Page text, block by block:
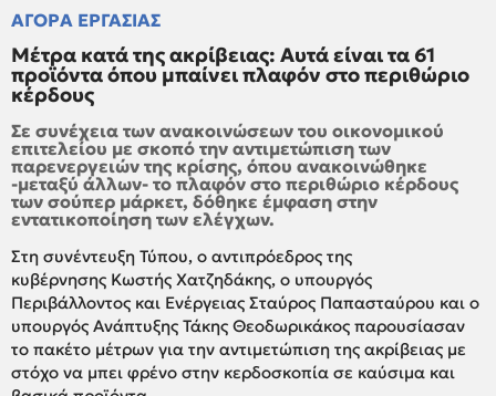
ΑΓΟΡΑ ΕΡΓΑΣΙΑΣ
Μέτρα κατά της ακρίβειας: Αυτά είναι τα 61
προϊόντα όπου μπαίνει πλαφόν στο περιθώριο
κέρδους
Σε συνέχεια των ανακοινώσεων του οικονομικού
επιτελείου με σκοπό την αντιμετώπιση των
παρενεργειών της κρίσης, όπου ανακοινώθηκε
-μεταξύ άλλων- το πλαφόν στο περιθώριο κέρδους
των σούπερ μάρκετ, δόθηκε έμφαση στην
εντατικοποίηση των ελέγχων.
Στη συνέντευξη Τύπου, ο αντιπρόεδρος της
κυβέρνησης Κωστής Χατζηδάκης, ο υπουργός
Περιβάλλοντος και Ενέργειας Σταύρος Παπασταύρου και ο
υπουργός Ανάπτυξης Τάκης Θεοδωρικάκος παρουσίασαν
το πακέτο μέτρων για την αντιμετώπιση της ακρίβειας με
στόχο να μπει φρένο στην κερδοσκοπία σε καύσιμα και